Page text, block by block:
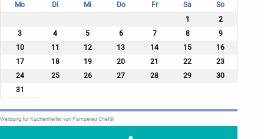
Mo Di Mi Do Fr Sa
So
1
2
3
4 5 6 7 8
9
10
11 12 13 14 15
16
17
18 19 20 21 22
23
24
25 26 27 28 29
30
31
Werbung für Küchenhelfer von Pampered Chef®